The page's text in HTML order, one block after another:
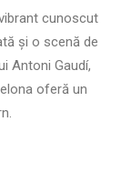
cunoscut
și o scenă de
Antoni Gaudí,
oferă un